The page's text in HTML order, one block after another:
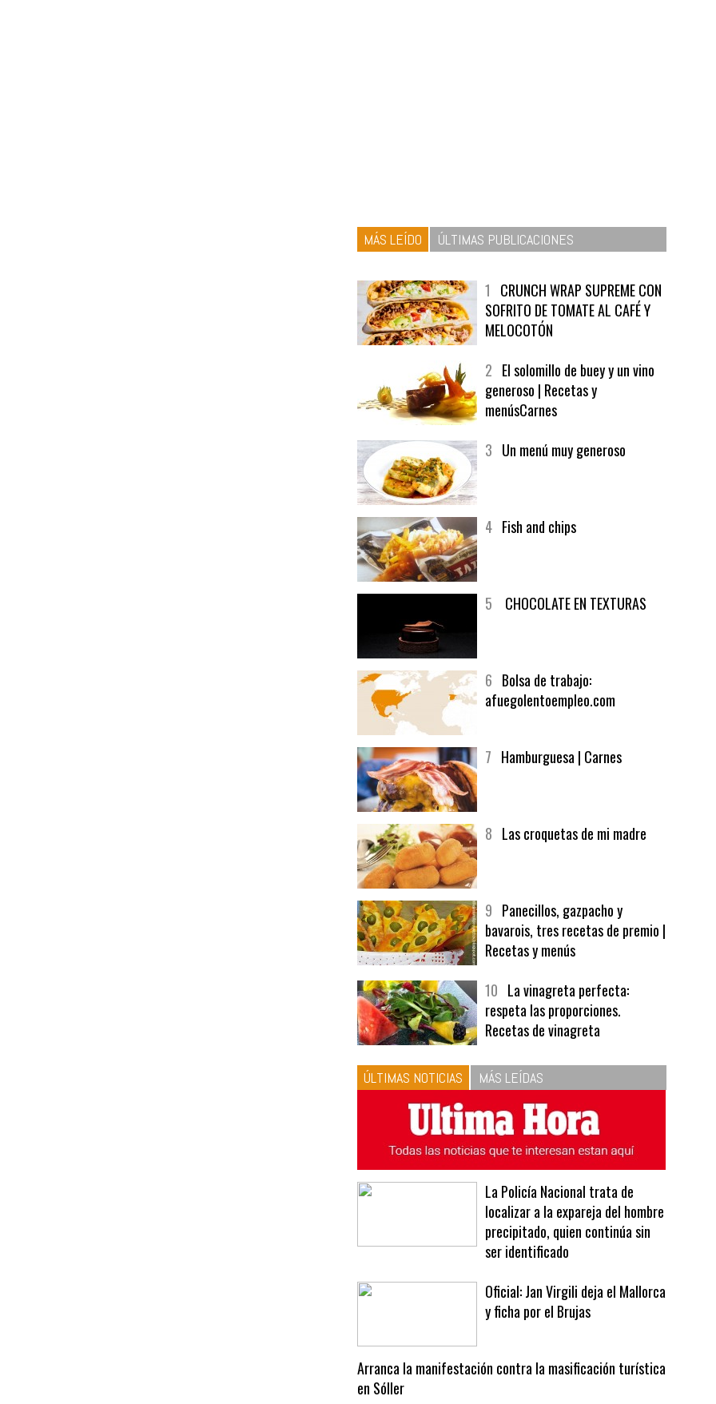
MÁS LEÍDO ÚLTIMAS PUBLICACIONES
SOFRITO DE TOMATE AL CAFÉ Y
MELOCOTÓN
generoso | Recetas y
afuegolentoempleo.com
bavarois, tres recetas de premio |
Recetas y menús
respeta las proporciones.
Recetas de vinagreta
ÚLTIMAS NOTICIAS MÁS LEÍDAS
La Policía Nacional trata de
precipitado, quien continúa sin
ser identificado
y ficha por el Brujas